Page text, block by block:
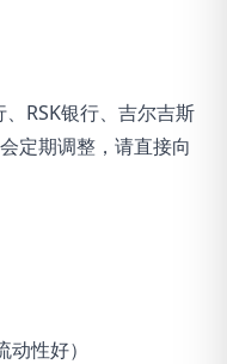
RSK银行、吉尔吉斯
定期调整，请直接向
动性好）